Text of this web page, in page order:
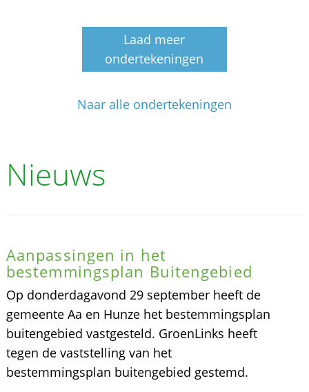
Laad meer
ondertekeningen
Naar alle ondertekeningen
Nieuws
Aanpassingen in het
bestemmingsplan Buitengebied
Op donderdagavond 29 september heeft de
gemeente Aa en Hunze het bestemmingsplan
buitengebied vastgesteld. GroenLinks heeft
tegen de vaststelling van het
bestemmingsplan buitengebied gestemd.